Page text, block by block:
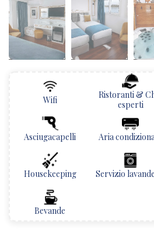
Wifi
Ristoranti &
esperti
Asciugacapelli Aria
Housekeeping Servizio
Bevande